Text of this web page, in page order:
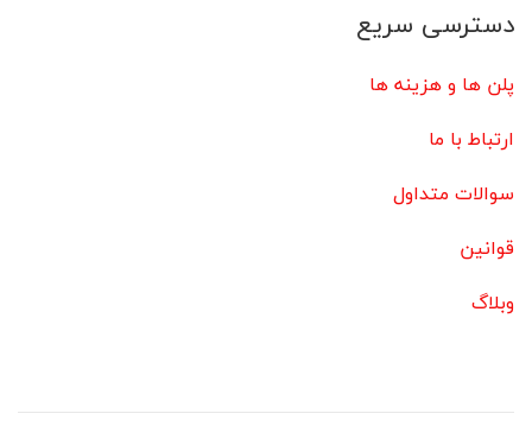
دسترسی سریع
پلن ها و هزینه ها
ارتباط با ما
سوالات متداول
قوانین
وبلاگ